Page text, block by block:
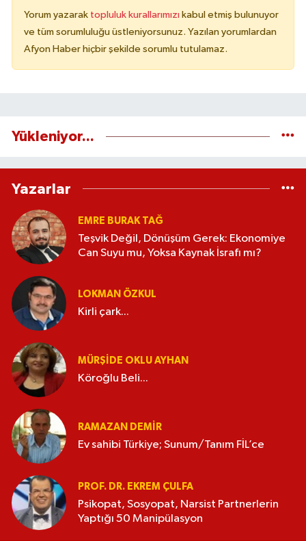
Yorum yazarak topluluk kurallarımızı kabul etmiş bulunuyor
ve tüm sorumluluğu üstleniyorsunuz. Yazılan yorumlardan
Afyon Haber hiçbir şekilde sorumlu tutulamaz.
Yükleniyor...
Yazarlar
EMRE BURAK TAĞ
Teşvik Değil, Dönüşüm Gerek: Ekonomiye
Can Suyu mu, Yoksa Kaynak İsrafı mı?
LOKMAN ÖZKUL
Kirli çark...
MÜRŞIDE OKLU AYHAN
Köroğlu Beli...
RAMAZAN DEMİR
Ev sahibi Türkiye; Sunum/Tanım FİL’ce
PROF. DR. EKREM ÇULFA
Psikopat, Sosyopat, Narsist Partnerlerin
Yaptığı 50 Manipülasyon